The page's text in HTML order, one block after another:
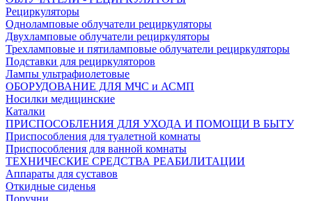
Рециркуляторы
Одноламповые облучатели рециркуляторы
Двухламповые облучатели рециркуляторы
Трехламповые и пятиламповые облучатели рециркуляторы
Подставки для рециркуляторов
Лампы ультрафиолетовые
ОБОРУДОВАНИЕ ДЛЯ МЧС и АСМП
Носилки медицинские
Каталки
ПРИСПОСОБЛЕНИЯ ДЛЯ УХОДА И ПОМОЩИ В БЫТУ
Приспособления для туалетной комнаты
Приспособления для ванной комнаты
ТЕХНИЧЕСКИЕ СРЕДСТВА РЕАБИЛИТАЦИИ
Аппараты для суставов
Откидные сиденья